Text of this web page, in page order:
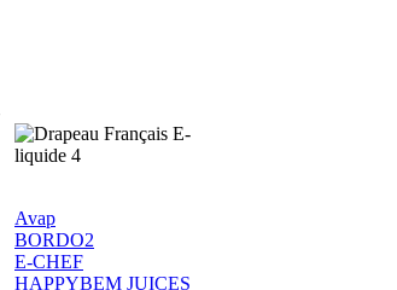
Avap
BORDO2
E-CHEF
HAPPYBEM JUICES